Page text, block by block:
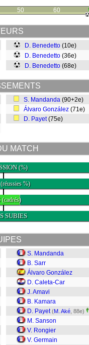
50 60
D. Benedetto (10e)
D. Benedetto (36e)
D. Benedetto (68e)
S. Mandanda (90+2e)
Álvaro González (71e)
D. Payet(75e)
MATCH
(%)
(réussies %)
(cadrés)
SUBIES
S. Mandanda
B. Sarr
Álvaro González
D. Caleta-Car
J. Amavi
B. Kamara
D. Payet (M. Aké , 88e)
M. Sanson
V. Rongier
V. Germain